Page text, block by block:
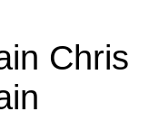
Chris